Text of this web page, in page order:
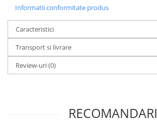
Informatii conformitate produs
Caracteristici
Transport si livrare
Review-uri(0)
RECOMANDARI